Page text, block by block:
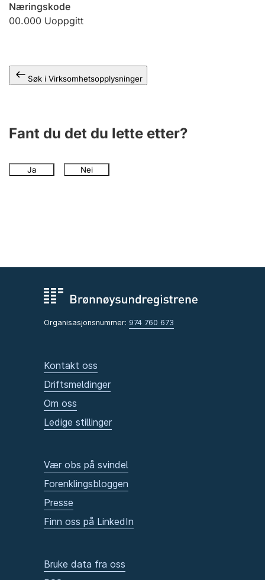
Offentlig sektor
Næringskode
00.000 Uoppgitt
Søk i Virksomhetsopplysninger
Fant du det du lette etter?
Ja Nei
Organisasjonsnummer: 974 760 673
Kontakt oss
Driftsmeldinger
Om oss
Ledige stillinger
Vær obs på svindel
Forenklingsbloggen
Presse
Finn oss på LinkedIn
Bruke data fra oss